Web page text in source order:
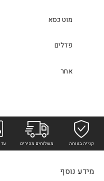
מוט כסא
פדלים
אחר
קנייה בטוחה משלוחים מהירים עד 9 תשלומים
מידע נוסף